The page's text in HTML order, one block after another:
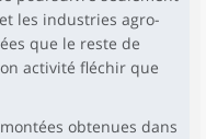
les industries agro-
que le reste de
activité fléchir que
obtenues dans